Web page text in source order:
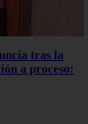
tras la
a proceso: